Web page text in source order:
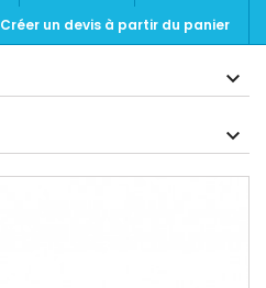
Créer un devis à partir du panier